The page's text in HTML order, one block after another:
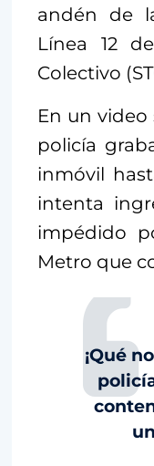
andén de
Línea 12
Colectivo
En un
policía
inmóvil
intenta
impédido
Metro que
¡Qué